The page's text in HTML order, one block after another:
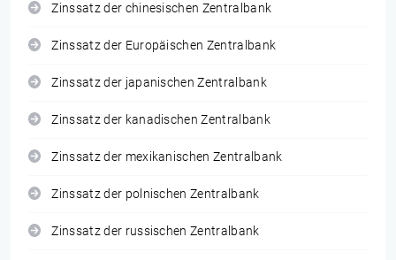
Zinssatz der chinesischen Zentralbank
Zinssatz der Europäischen Zentralbank
Zinssatz der japanischen Zentralbank
Zinssatz der kanadischen Zentralbank
Zinssatz der mexikanischen Zentralbank
Zinssatz der polnischen Zentralbank
Zinssatz der russischen Zentralbank